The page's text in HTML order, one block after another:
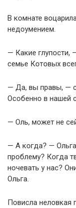
В комнате
недоумением.
— Какие
семье Котовых
— Да, вы правы, —
Особенно в нашей
— Оль, может не
— А когда? —
проблему? Когда
ночевать у нас?
Ольга.
Повисла неловкая